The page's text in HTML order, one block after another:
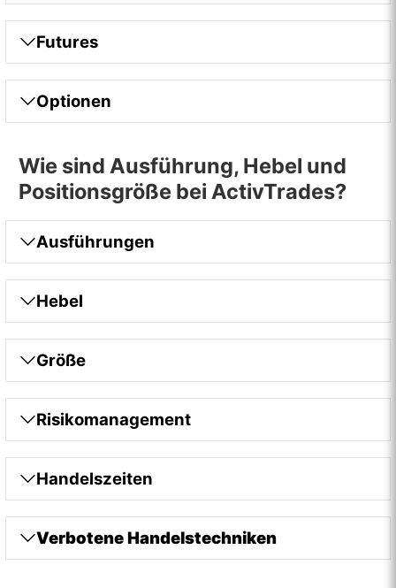
Futures
Optionen
Wie sind Ausführung, Hebel und
Positionsgröße bei ActivTrades?
Ausführungen
Hebel
Größe
Risikomanagement
Handelszeiten
Verbotene Handelstechniken